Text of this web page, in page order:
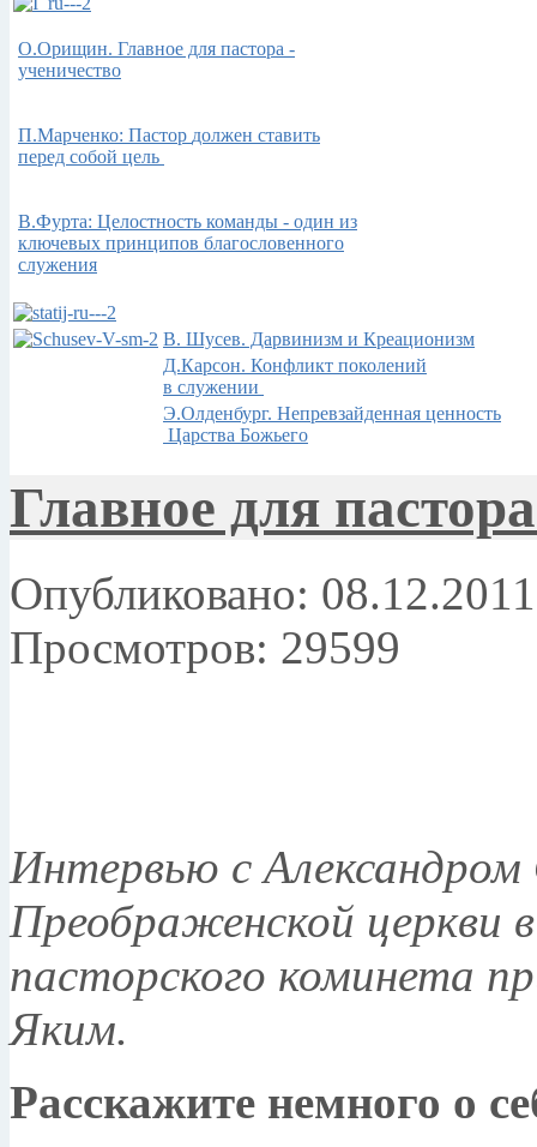
О.Орищин. Главное для пастора -
ученичество
П.Марченко: Пастор должен ставить
перед собой цель
В.Фурта: Целостность команды - один из
ключевых принципов благословенного
служения
В. Шусев. Дарвинизм и Креационизм
Д.Карсон. Конфликт поколений
в служении
Э.Олденбург. Непревзайденная ценность
Царства Божьего
Главное для
Опубликовано:
Просмотров: 29599
Интервью с
Преображенской церкви
пасторского коминета
Яким.
Расскажите немного о